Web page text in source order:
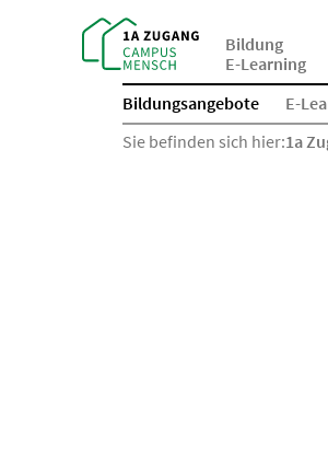
Bildung
E-Learning
Bildungsangebote E-
Sie befinden sich hier:1a